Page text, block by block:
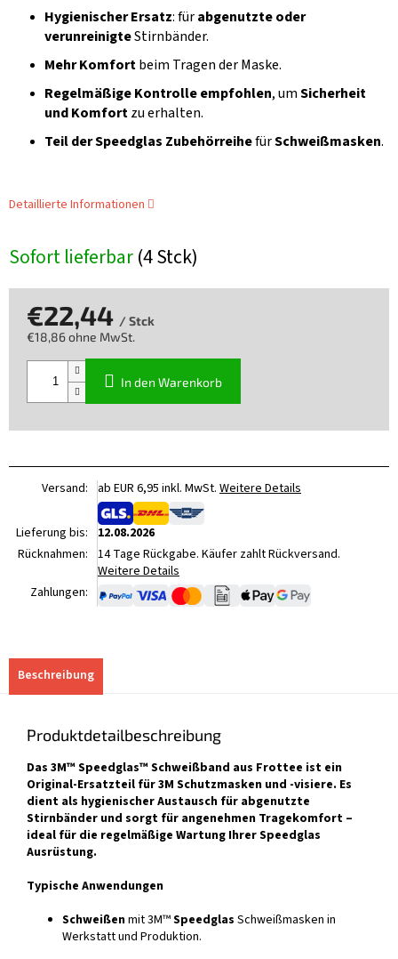
Sofort lieferbar(4 Stck)
Hygienischer Ersatz: fürabgenutzte oder
verunreinigteStirnbänder.
Mehr Komfortbeim Tragen der Maske.
Regelmäßige Kontrolle empfohlen, umSicherheit
und Komfortzu erhalten.
Teil der Speedglas ZubehörreihefürSchweißmasken.
Detaillierte Informationen
€22,44 / Stck
€18,86 ohne MwSt.
In den Warenkorb
Versand: ab EUR 6,95 inkl. MwSt. Weitere Details
Lieferung bis:
12.08.2026
Rücknahmen: 14 Tage Rückgabe. Käufer zahlt Rückversand.
Weitere Details
Zahlungen:
Beschreibung
Produktdetailbeschreibung
Das 3M™ Speedglas™ Schweißband aus Frottee ist ein
Original-Ersatzteil für 3M Schutzmasken und -visiere. Es
dient als hygienischer Austausch für abgenutzte
Stirnbänder und sorgt für angenehmen Tragekomfort –
ideal für die regelmäßige Wartung Ihrer Speedglas
Ausrüstung.
Typische Anwendungen
Schweißenmit 3M™Speedglas Schweißmasken in
Werkstatt und Produktion.